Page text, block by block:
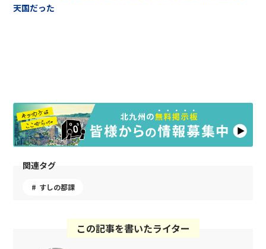
天国だった
関連タグ
すしの都課
この記事を書いたライター